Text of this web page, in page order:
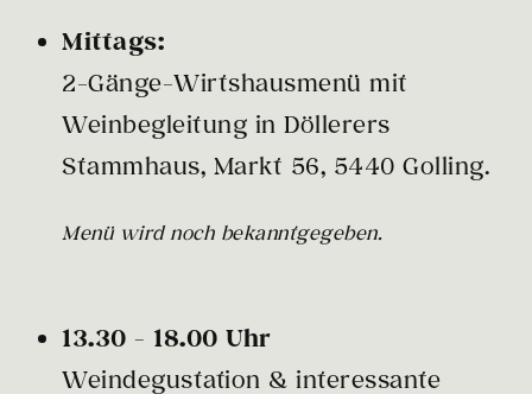
Mittags:
2-Gänge-Wirtshausmenü mit
Weinbegleitung in Döllerers
Stammhaus, Markt 56, 5440 Golling.
Menü wird noch bekanntgegeben.
13.30 - 18.00 Uhr
Weindegustation & interessante